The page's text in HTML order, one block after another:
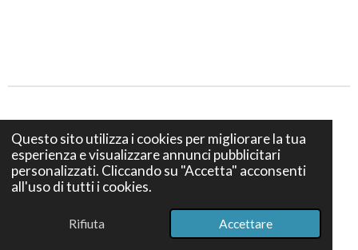
Questo sito utilizza i cookies per migliorare la tua
esperienza e visualizzare annunci pubblicitari
personalizzati. Cliccando su "Accetta" acconsenti
all'uso di tutti i cookies.
Rifiuta Accettare
Privacy e Cookies policy
Termini e Condizioni di vendita
© 2024 Bottega S. Teresa Firenze - Via dei Bruni 12, 50139
Firenze - P. IVA IT07386740489